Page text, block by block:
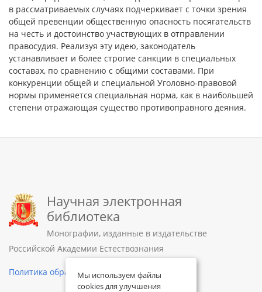
в рассматриваемых случаях подчеркивает с точки зрения
общей превенции общественную опасность посягательств
на честь и достоинство участвующих в отправлении
правосудия. Реализуя эту идею, законодатель
устанавливает и более строгие санкции в специальных
составах, по сравнению с общими составами. При
конкуренции общей и специальной Уголовно-правовой
нормы применяется специальная норма, как в наибольшей
степени отражающая существо противоправного деяния.
Научная электронная
библиотека
Монографии, изданные в издательстве
Российской Академии Естествознания
Политика обработки персональных данных
Мы используем файлы
cookies для улучшения